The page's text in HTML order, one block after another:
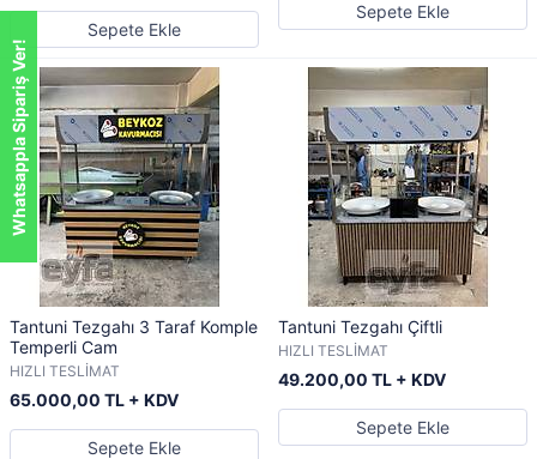
Sepete Ekle
Sepete Ekle
Tantuni Tezgahı 3 Taraf Komple
Temperli Cam
HIZLI TESLİMAT
65.000,00 TL + KDV
Sepete Ekle
Tantuni Tezgahı Çiftli
HIZLI TESLİMAT
49.200,00 TL + KDV
Sepete Ekle
Whatsappla Sipariş Ver!